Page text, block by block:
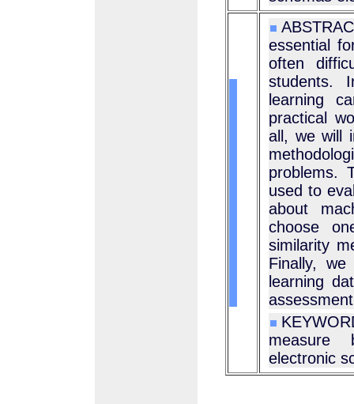
essential
often
students.
learning
practical
all, we will
problems.
used to
about
choose
similarity
Finally,
learning
measure
electronic